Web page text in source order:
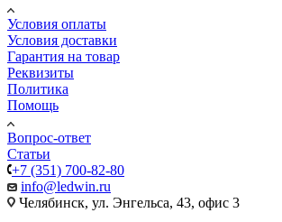
Условия оплаты
Условия доставки
Гарантия на товар
Реквизиты
Политика
Помощь
Вопрос-ответ
Статьи
+7 (351) 700-82-80
info@ledwin.ru
Челябинск, ул. Энгельса, 43, офис 3